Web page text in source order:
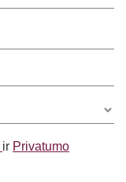
ir Privatumo